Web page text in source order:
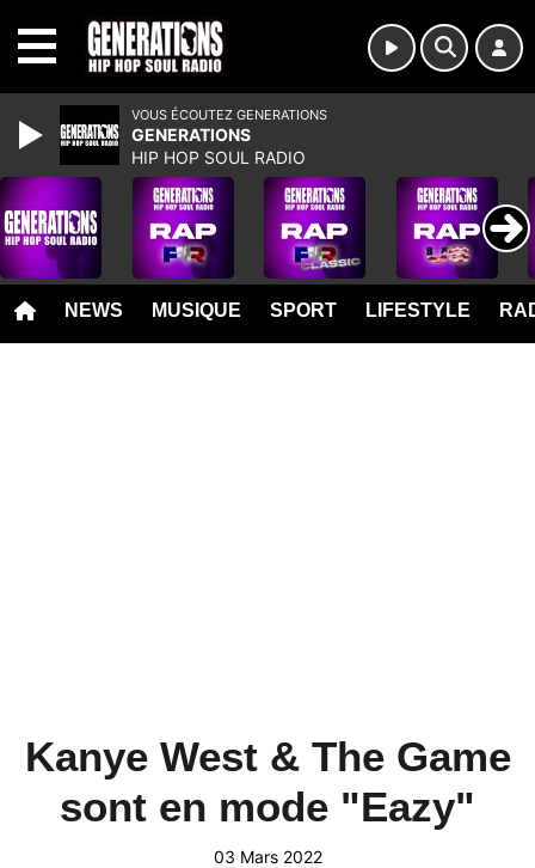
NEWS MUSIQUE SPORT LIFESTYLE
Kanye West & The Game
sont en mode "Eazy"
03 Mars 2022
VOUS ÉCOUTEZ GENERATIONS
GENERATIONS
HIP HOP SOUL RADIO